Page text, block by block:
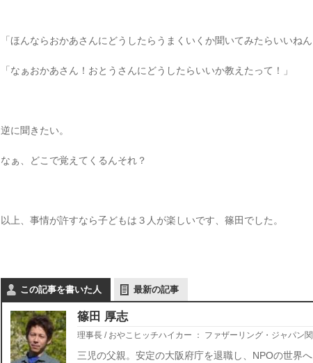
「ほんならおかあさんにどうしたらうまくいくか聞いてみたらいいねん
「なぁおかあさん！おとうさんにどうしたらいいか教えたって！」
逆に聞きたい。
なぁ、どこで覚えてくるんそれ？
以上、事情が許すなら子どもは３人が楽しいです、篠田でした。
この記事を書いた人 最新の記事
篠田 厚志
理事長 / おやこヒッチハイカー ： ファザーリング・ジャパン
三児の父親。安定の大阪府庁を退職し、NPOの世界